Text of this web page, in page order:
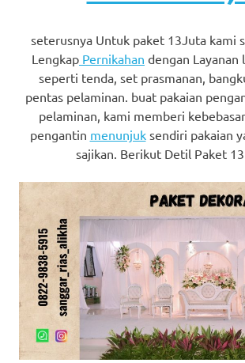
seterusnya Untuk paket 13Juta kami
Lengkap Pernikahan dengan Layanan
seperti tenda, set prasmanan,
pentas pelaminan. buat pakaian
pelaminan, kami memberi
pengantin menunjuksendiri pakaian
sajikan. Berikut Detil Paket